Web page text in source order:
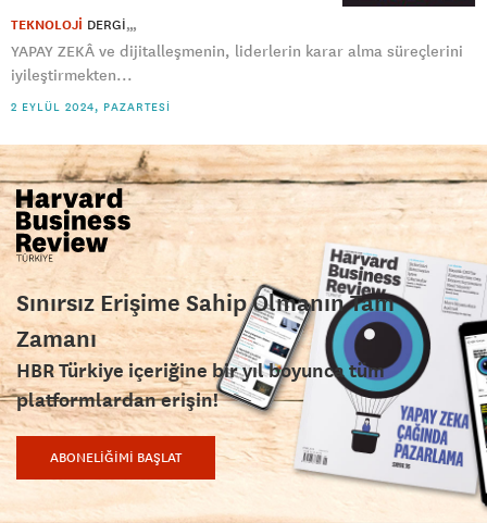
TEKNOLOJİ DERGI
YAPAY ZEKÂ ve dijitalleşmenin, liderlerin karar alma süreçlerini
iyileştirmekten...
2 EYLÜL 2024, PAZARTESI
Sınırsız Erişime Sahip Olmanın Tam
Zamanı
HBR Türkiye içeriğine bir yıl boyunca tüm
platformlardan erişin!
ABONELİĞİMİ BAŞLAT